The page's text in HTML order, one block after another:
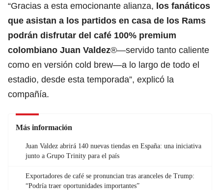
“Gracias a esta emocionante alianza, los fanáticos
que asistan a los partidos en casa de los Rams
podrán disfrutar del café 100% premium
colombiano Juan Valdez®—servido tanto caliente
como en versión cold brew—a lo largo de todo el
estadio, desde esta temporada”, explicó la
compañía.
Más información
Juan Valdez abrirá 140 nuevas tiendas en España: una iniciativa
junto a Grupo Trinity para el país
Exportadores de café se pronuncian tras aranceles de Trump:
“Podría traer oportunidades importantes”